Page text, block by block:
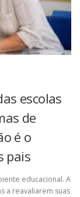
escolas
de
é o
pais
educacional. A
a reavaliarem suas